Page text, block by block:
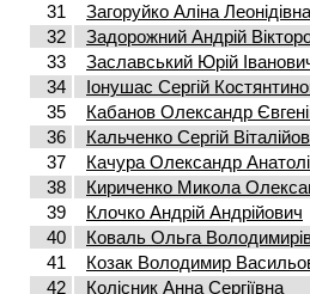
31
Загоруйко Аліна Леонідівна
32
Задорожний Андрій
33
Заславський Юрій
34
Іонушас Сергій
35
Кабанов Олександр
36
Кальченко Сергій
37
Качура Олександр
38
Кириченко Микола
39
Клочко Андрій Андрійович
40
Коваль Ольга
41
Козак Володимир
42
Колісник Анна Сергіївна